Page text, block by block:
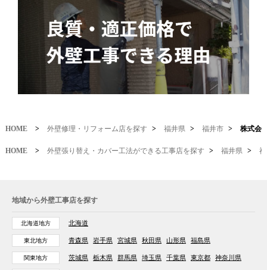
HOME > 外壁修理・リフォーム店を探す > 福井県 > 福井市 > 株式会
HOME > 外壁張り替え・カバー工法ができる工事店を探す > 福井県 >
地域から外壁工事店を探す
北海道地方 北海道
東北地方 青森県 岩手県 宮城県 秋田県 山形県 福島県
関東地方 茨城県 栃木県 群馬県 埼玉県 千葉県 東京都 神奈川県